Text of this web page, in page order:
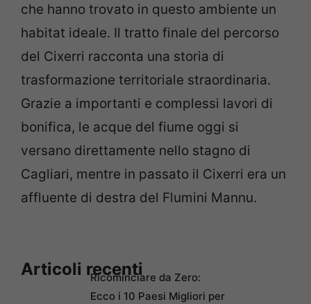
che hanno trovato in questo ambiente un
habitat ideale. Il tratto finale del percorso
del Cixerri racconta una storia di
trasformazione territoriale straordinaria.
Grazie a importanti e complessi lavori di
bonifica, le acque del fiume oggi si
versano direttamente nello stagno di
Cagliari, mentre in passato il Cixerri era un
affluente di destra del Flumini Mannu.
Articoli recentiRicominciare da Zero:
Ecco i 10 Paesi Migliori per